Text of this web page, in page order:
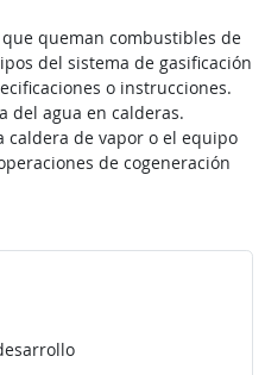
queman combustibles de
del sistema de gasificación
o instrucciones.
del agua en calderas.
de vapor o el equipo
de cogeneración